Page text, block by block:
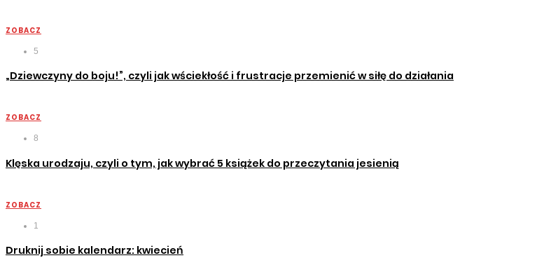
ZOBACZ
5
„Dziewczyny do boju!”, czyli jak wściekłość i frustracje przemienić w siłę do działania
ZOBACZ
8
Klęska urodzaju, czyli o tym, jak wybrać 5 książek do przeczytania jesienią
ZOBACZ
1
Druknij sobie kalendarz: kwiecień